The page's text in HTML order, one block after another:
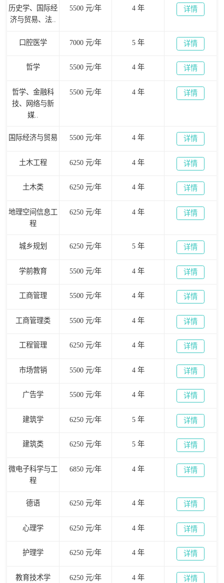
历史学、国际经
济与贸易、法..
5500 元/年 4 年 详情
口腔医学 7000 元/年 5 年 详情
哲学 5500 元/年 4 年 详情
哲学、金融科
技、网络与新
媒..
5500 元/年 4 年 详情
国际经济与贸易 5500 元/年 4 年 详情
土木工程 6250 元/年 4 年 详情
土木类 6250 元/年 4 年 详情
地理空间信息工
程
6250 元/年 4 年 详情
城乡规划 6250 元/年 5 年 详情
学前教育 5500 元/年 4 年 详情
工商管理 5500 元/年 4 年 详情
工商管理类 5500 元/年 4 年 详情
工程管理 6250 元/年 4 年 详情
市场营销 5500 元/年 4 年 详情
广告学 5500 元/年 4 年 详情
建筑学 6250 元/年 5 年 详情
建筑类 6250 元/年 5 年 详情
微电子科学与工
程
6850 元/年 4 年 详情
德语 6250 元/年 4 年 详情
心理学 6250 元/年 4 年 详情
护理学 6250 元/年 4 年 详情
教育技术学 6250 元/年 4 年 详情